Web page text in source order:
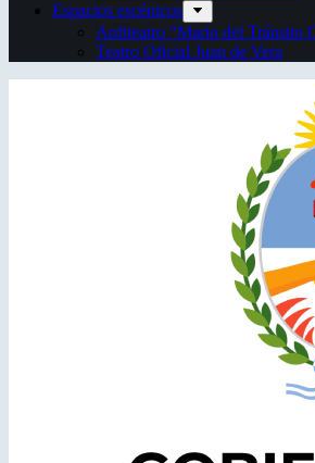
Espacios escénicos
Anfiteatro “Mario del Tránsito
Teatro Oficial Juan de Vera